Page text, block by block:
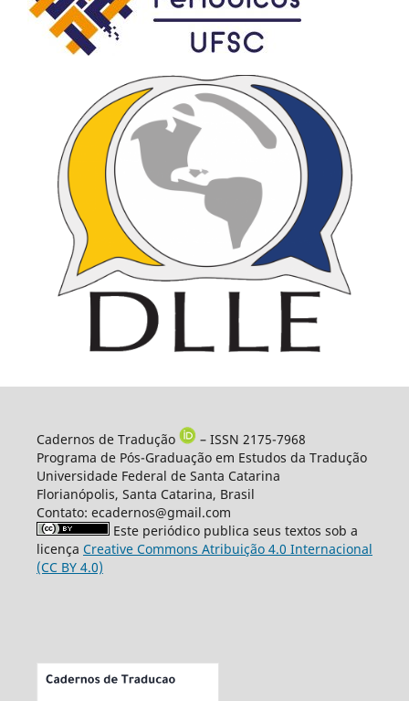
Cadernos de Tradução
– ISSN 2175-7968
Programa de Pós-Graduação em Estudos da Tradução
Universidade Federal de Santa Catarina
Florianópolis, Santa Catarina, Brasil
Contato: ecadernos@gmail.com
Este periódico publica seus textos sob a
licença Creative Commons Atribuição 4.0 Internacional
(CC BY 4.0)